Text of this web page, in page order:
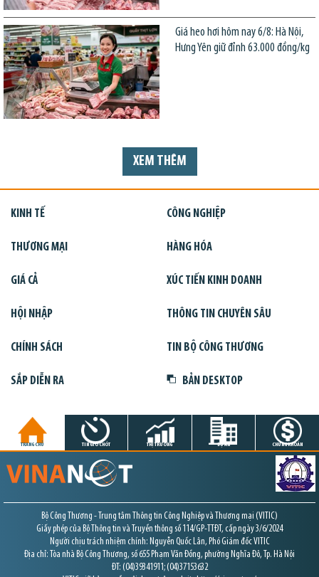
Giá heo hơi hôm nay 6/8: Hà Nội,
Hưng Yên giữ đỉnh 63.000 đồng/kg
XEM THÊM
KINH TẾ CÔNG NGHIỆP
THƯƠNG MẠI HÀNG HÓA
GIÁ CẢ XÚC TIẾN KINH DOANH
HỘI NHẬP THÔNG TIN CHUYÊN SÂU
CHÍNH SÁCH TIN BỘ CÔNG THƯƠNG
SẮP DIỄN RA BẢN DESKTOP
TRANG CHỦ TIN GIỜ CHÓT THỊ TRƯỜNG DỰ ÁN CHỨNG KHOÁN
Bộ Công Thương - Trung tâm Thông tin Công Nghiệp và Thương mại (VITIC)
Giấy phép của Bộ Thông tin và Truyền thông số 114/GP-TTĐT, cấp ngày 3/6/2024
Người chịu trách nhiệm chính: Nguyễn Quốc Lân, Phó Giám đốc VITIC
Địa chỉ: Tòa nhà Bộ Công Thương, số 655 Phạm Văn Đồng, phường Nghĩa Đô, Tp. Hà Nội
ĐT: (04)39341911; (04)37153632